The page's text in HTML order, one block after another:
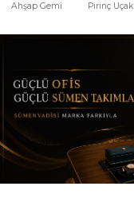
Ahşap Gemi Pirinç Uçak